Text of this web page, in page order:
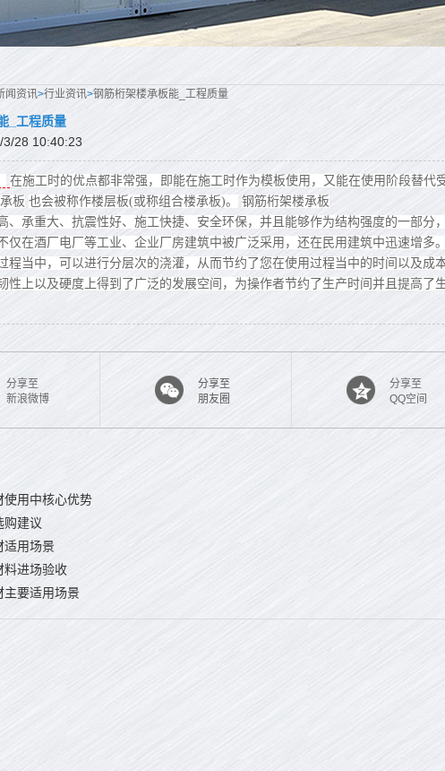
闻资讯>行业资讯>钢筋桁架楼承板能_工程质量
_工程质量
3/28 10:40:23
在施工时的优点都非常强，即能在施工时作为模板使用，又能在使用阶段替代
板 也会被称作楼层板(或称组合楼承板)。
钢筋桁架楼承板
、承重大、抗震性好、施工快捷、安全环保，并且能够作为结构强度的一部分
仅在酒厂电厂等工业、企业厂房建筑中被广泛采用，还在民用建筑中迅速增多
程当中，可以进行分层次的浇灌，从而节约了您在使用过程当中的时间以及成
性上以及硬度上得到了广泛的发展空间，为操作者节约了生产时间并且提高了
分享至
新浪微博
分享至
朋友圈
分享至
QQ空间
使用中核心优势
购建议
适用场景
料进场验收
主要适用场景